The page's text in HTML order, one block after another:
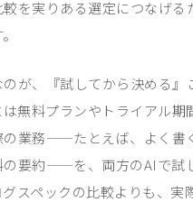
較を実りある選定につなげる
のが、『試してから決める』
無料プランやトライアル期
の業務——たとえば、よく書
の要約——を、両方のAIで試
グスペックの比較よりも、実